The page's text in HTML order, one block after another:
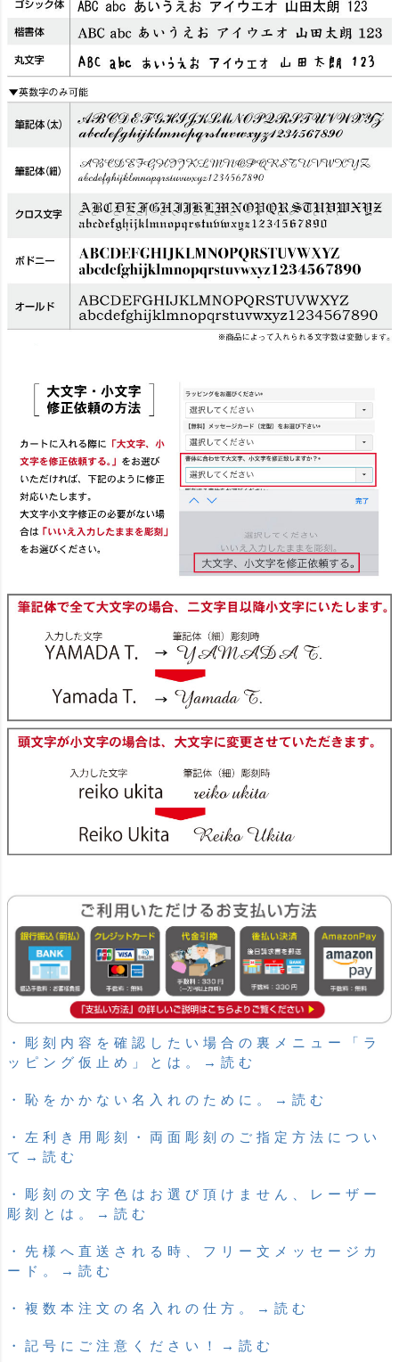
・彫刻内容を確認したい場合の裏メニュー「ラ
ッピング仮止め」とは。→読む
・恥をかかない名入れのために。→読む
・左利き用彫刻・両面彫刻のご指定方法につい
て→読む
・彫刻の文字色はお選び頂けません、レーザー
彫刻とは。→読む
・先様へ直送される時、フリー文メッセージカ
ード。→読む
・複数本注文の名入れの仕方。→読む
・記号にご注意ください！→読む